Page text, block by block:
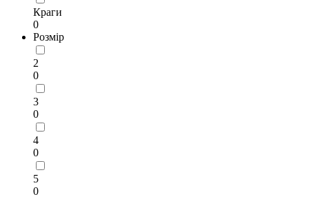
Краги
0
Розмір
2
0
3
0
4
0
5
0